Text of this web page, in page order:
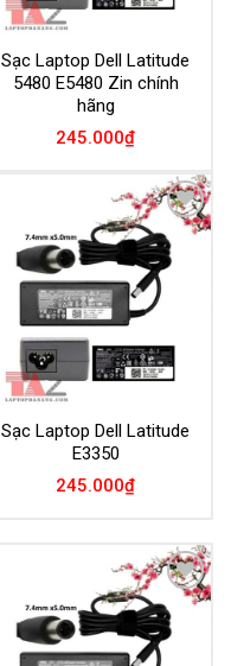
Sạc Laptop Dell Latitude
5480 E5480 Zin chính
hãng
245.000₫
Add to
Wishlist
Sạc Laptop Dell Latitude
E3350
245.000₫
Add to
Wishlist